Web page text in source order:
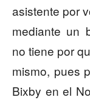
asistente por
mediante un
no tiene por
mismo, pues
Bixby en el